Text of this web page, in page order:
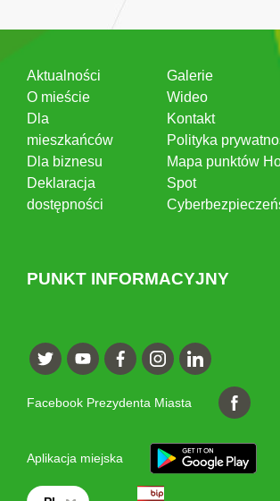
Aktualności
O mieście
Dla
mieszkańców
Dla biznesu
Deklaracja
dostępności
Galerie
Wideo
Kontakt
Polityka
Mapa punktów
Spot
PUNKT INFORMACYJNY
Facebook Prezydenta Miasta
Aplikacja miejska